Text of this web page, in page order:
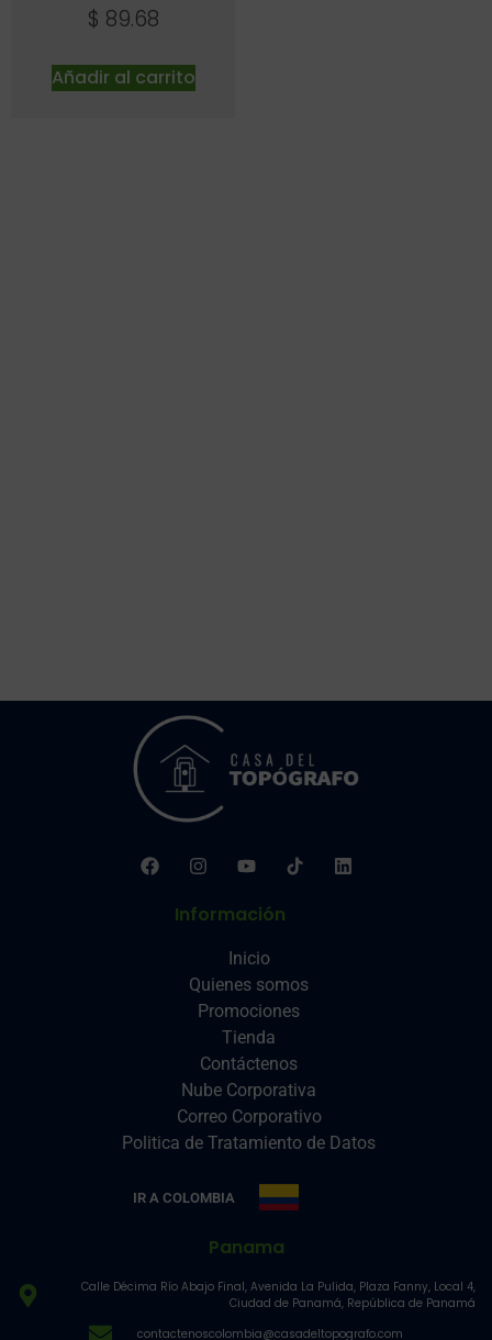
$ 89.68
Añadir al carrito
Información
Inicio
Quienes somos
Promociones
Tienda
Contáctenos
Nube Corporativa
Correo Corporativo
Politica de Tratamiento de Datos
IR A COLOMBIA
Panama
Calle Décima Río Abajo Final, Avenida La Pulida, Plaza Fanny, Local 4,
Ciudad de Panamá, República de Panamá
contactenoscolombia@casadeltopografo.com